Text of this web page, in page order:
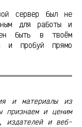
сервер был не
для работы и
быть в твоём
и пробуй прямо
и материалы из
признаем и ценим
издателей и веб-